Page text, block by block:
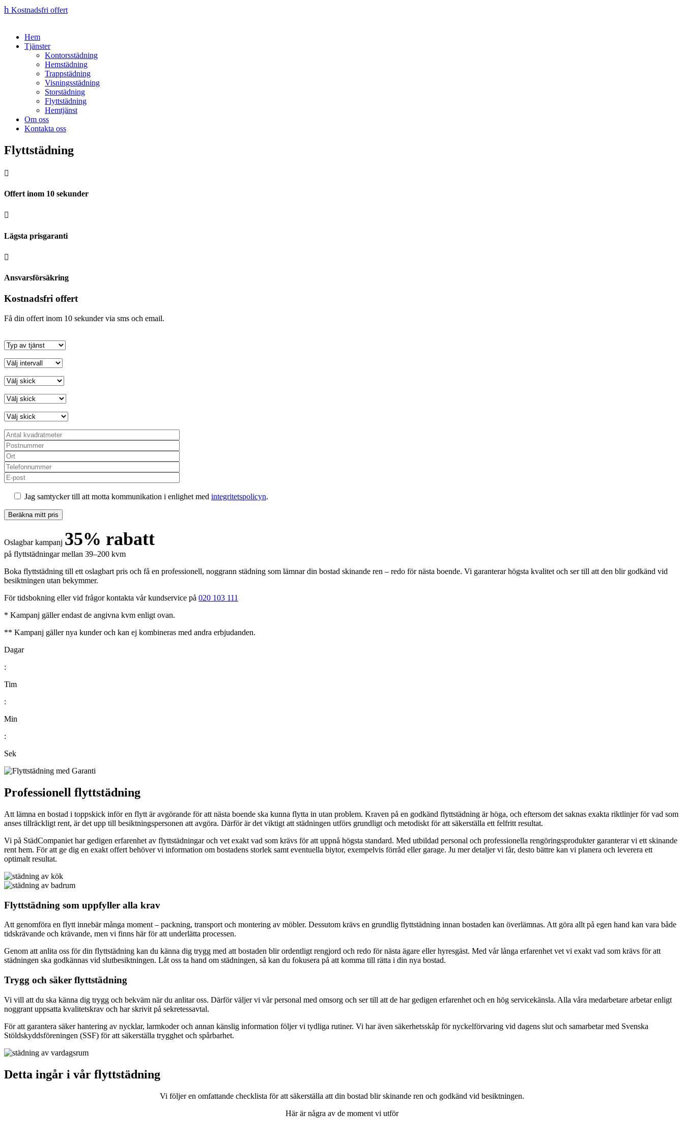
h Kostnadsfri offert
Hem
Tjänster
Kontorsstädning
Hemstädning
Trappstädning
Visningsstädning
Storstädning
Flyttstädning
Hemtjänst
Om oss
Kontakta oss
Flyttstädning

Offert inom 10 sekunder

Lägsta prisgaranti

Ansvarsförsäkring
Kostnadsfri offert
Få din offert inom 10 sekunder via sms och email.
Jag samtycker till att motta kommunikation i enlighet med integritetspolicyn.
Oslagbar kampanj 35% rabatt
på flyttstädningar mellan 39–200 kvm
Boka flyttstädning till ett oslagbart pris och få en professionell, noggrann städning som lämnar din bostad skinande ren – redo för nästa boende. Vi garanterar högsta kvalitet och ser till att den blir godkänd vid
besiktningen utan bekymmer.
För tidsbokning eller vid frågor kontakta vår kundservice på 020 103 111
* Kampanj gäller endast de angivna kvm enligt ovan.
** Kampanj gäller nya kunder och kan ej kombineras med andra erbjudanden.
Dagar
:
Tim
:
Min
:
Sek
Professionell flyttstädning
Att lämna en bostad i toppskick inför en flytt är avgörande för att nästa boende ska kunna flytta in utan problem. Kraven på en godkänd flyttstädning är höga, och eftersom det saknas exakta riktlinjer för vad som
anses tillräckligt rent, är det upp till besiktningspersonen att avgöra. Därför är det viktigt att städningen utförs grundligt och metodiskt för att säkerställa ett felfritt resultat.
Vi på StädCompaniet har gedigen erfarenhet av flyttstädningar och vet exakt vad som krävs för att uppnå högsta standard. Med utbildad personal och professionella rengöringsprodukter garanterar vi ett skinande
rent hem. För att ge dig en exakt offert behöver vi information om bostadens storlek samt eventuella biytor, exempelvis förråd eller garage. Ju mer detaljer vi får, desto bättre kan vi planera och leverera ett
optimalt resultat.
Flyttstädning som uppfyller alla krav
Att genomföra en flytt innebär många moment – packning, transport och montering av möbler. Dessutom krävs en grundlig flyttstädning innan bostaden kan överlämnas. Att göra allt på egen hand kan vara både
tidskrävande och krävande, men vi finns här för att underlätta processen.
Genom att anlita oss för din flyttstädning kan du känna dig trygg med att bostaden blir ordentligt rengjord och redo för nästa ägare eller hyresgäst. Med vår långa erfarenhet vet vi exakt vad som krävs för att
städningen ska godkännas vid slutbesiktningen. Låt oss ta hand om städningen, så kan du fokusera på att komma till rätta i din nya bostad.
Trygg och säker flyttstädning
Vi vill att du ska känna dig trygg och bekväm när du anlitar oss. Därför väljer vi vår personal med omsorg och ser till att de har gedigen erfarenhet och en hög servicekänsla. Alla våra medarbetare arbetar enligt
noggrant uppsatta kvalitetskrav och har skrivit på sekretessavtal.
För att garantera säker hantering av nycklar, larmkoder och annan känslig information följer vi tydliga rutiner. Vi har även säkerhetsskåp för nyckelförvaring vid dagens slut och samarbetar med Svenska
Stöldskyddsföreningen (SSF) för att säkerställa trygghet och spårbarhet.
Detta ingår i vår flyttstädning
Vi följer en omfattande checklista för att säkerställa att din bostad blir skinande ren och godkänd vid besiktningen.
Här är några av de moment vi utför